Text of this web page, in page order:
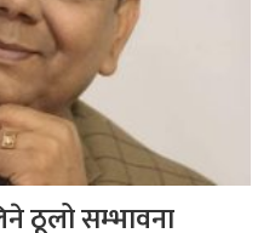
ठूलो सम्भावना